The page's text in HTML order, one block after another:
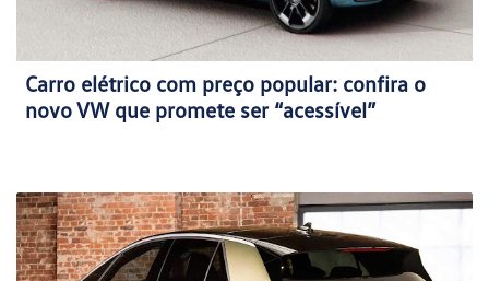
Carro elétrico com preço popular: confira o
novo VW que promete ser “acessível”